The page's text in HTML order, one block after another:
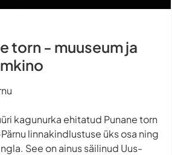
torn - muuseum ja
kagunurka ehitatud Punane torn
linnakindlustuse üks osa ning
See on ainus säilinud Uus-